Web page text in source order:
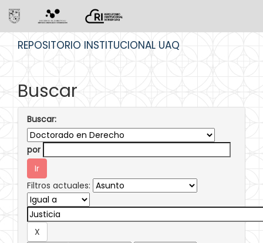
REPOSITORIO INSTITUCIONAL UAQ
Buscar
Buscar:
por
Filtros actuales: